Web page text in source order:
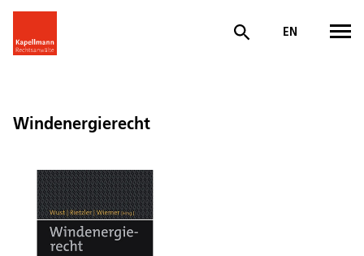
EN
Windenergierecht